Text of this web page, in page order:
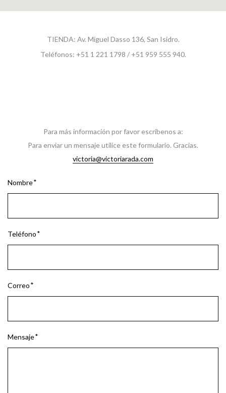
TIENDA: Av. Miguel Dasso 136, San Isidro.
Teléfonos: +51 1 221 1798 / +51 959 555 940.
Para más información por favor escríbenos a:
Para enviar un mensaje utilice este formulario. Gracias.
victoria@victoriarada.com
Nombre
Teléfono
Correo
Mensaje